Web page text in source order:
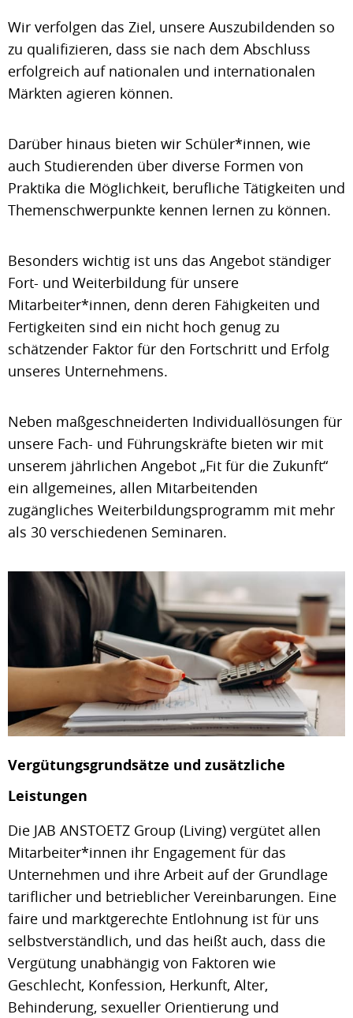
Wir verfolgen das Ziel, unsere Auszubildenden so
zu qualifizieren, dass sie nach dem Abschluss
erfolgreich auf nationalen und internationalen
Märkten agieren können.
Darüber hinaus bieten wir Schüler*innen, wie
auch Studierenden über diverse Formen von
Praktika die Möglichkeit, berufliche Tätigkeiten und
Themenschwerpunkte kennen lernen zu können.
Besonders wichtig ist uns das Angebot ständiger
Fort- und Weiterbildung für unsere
Mitarbeiter*innen, denn deren Fähigkeiten und
Fertigkeiten sind ein nicht hoch genug zu
schätzender Faktor für den Fortschritt und Erfolg
unseres Unternehmens.
Neben maßgeschneiderten Individuallösungen für
unsere Fach- und Führungskräfte bieten wir mit
unserem jährlichen Angebot „Fit für die Zukunft“
ein allgemeines, allen Mitarbeitenden
zugängliches Weiterbildungsprogramm mit mehr
als 30 verschiedenen Seminaren.
Vergütungsgrundsätze und zusätzliche
Leistungen
Die JAB ANSTOETZ Group (Living) vergütet allen
Mitarbeiter*innen ihr Engagement für das
Unternehmen und ihre Arbeit auf der Grundlage
tariflicher und betrieblicher Vereinbarungen. Eine
faire und marktgerechte Entlohnung ist für uns
selbstverständlich, und das heißt auch, dass die
Vergütung unabhängig von Faktoren wie
Geschlecht, Konfession, Herkunft, Alter,
Behinderung, sexueller Orientierung und